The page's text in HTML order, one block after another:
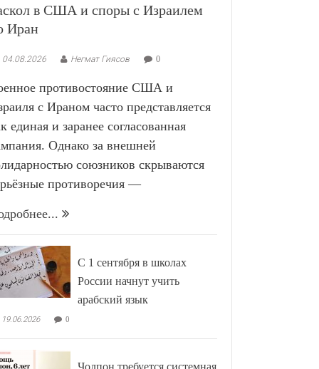
в США и споры с Израилем
Иран
04.08.2026 Негмат Гиясов 0
противостояние США и
с Ираном часто представляется
единая и заранее согласованная
Однако за внешней
союзников скрываются
противоречия —
С 1 сентября в школах
России начнут учить
арабский язык
19.06.2026 0